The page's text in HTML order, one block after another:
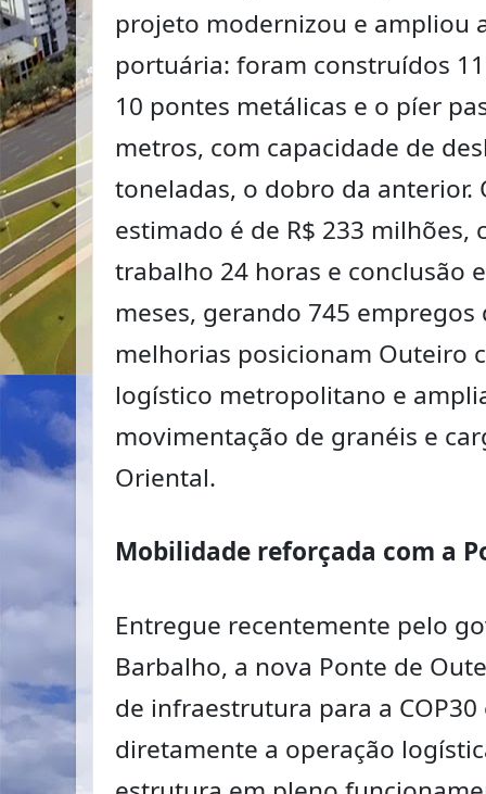
projeto modernizou e ampliou
portuária: foram construídos
10 pontes metálicas e o píer
metros, com capacidade de
toneladas, o dobro da anterior.
estimado é de R$ 233 milhões,
trabalho 24 horas e conclusão
meses, gerando 745
melhorias posicionam Outeiro
logístico metropolitano e
movimentação de granéis e
Oriental.
Mobilidade reforçada com a
Entregue recentemente pelo
Barbalho, a nova Ponte de
de infraestrutura para a
diretamente a operação